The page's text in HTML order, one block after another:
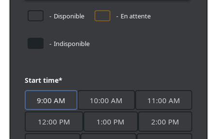
- Disponible - En attente
- Indisponible
Start time*
9:00 AM 10:00 AM 11:00 AM
12:00 PM 1:00 PM 2:00 PM